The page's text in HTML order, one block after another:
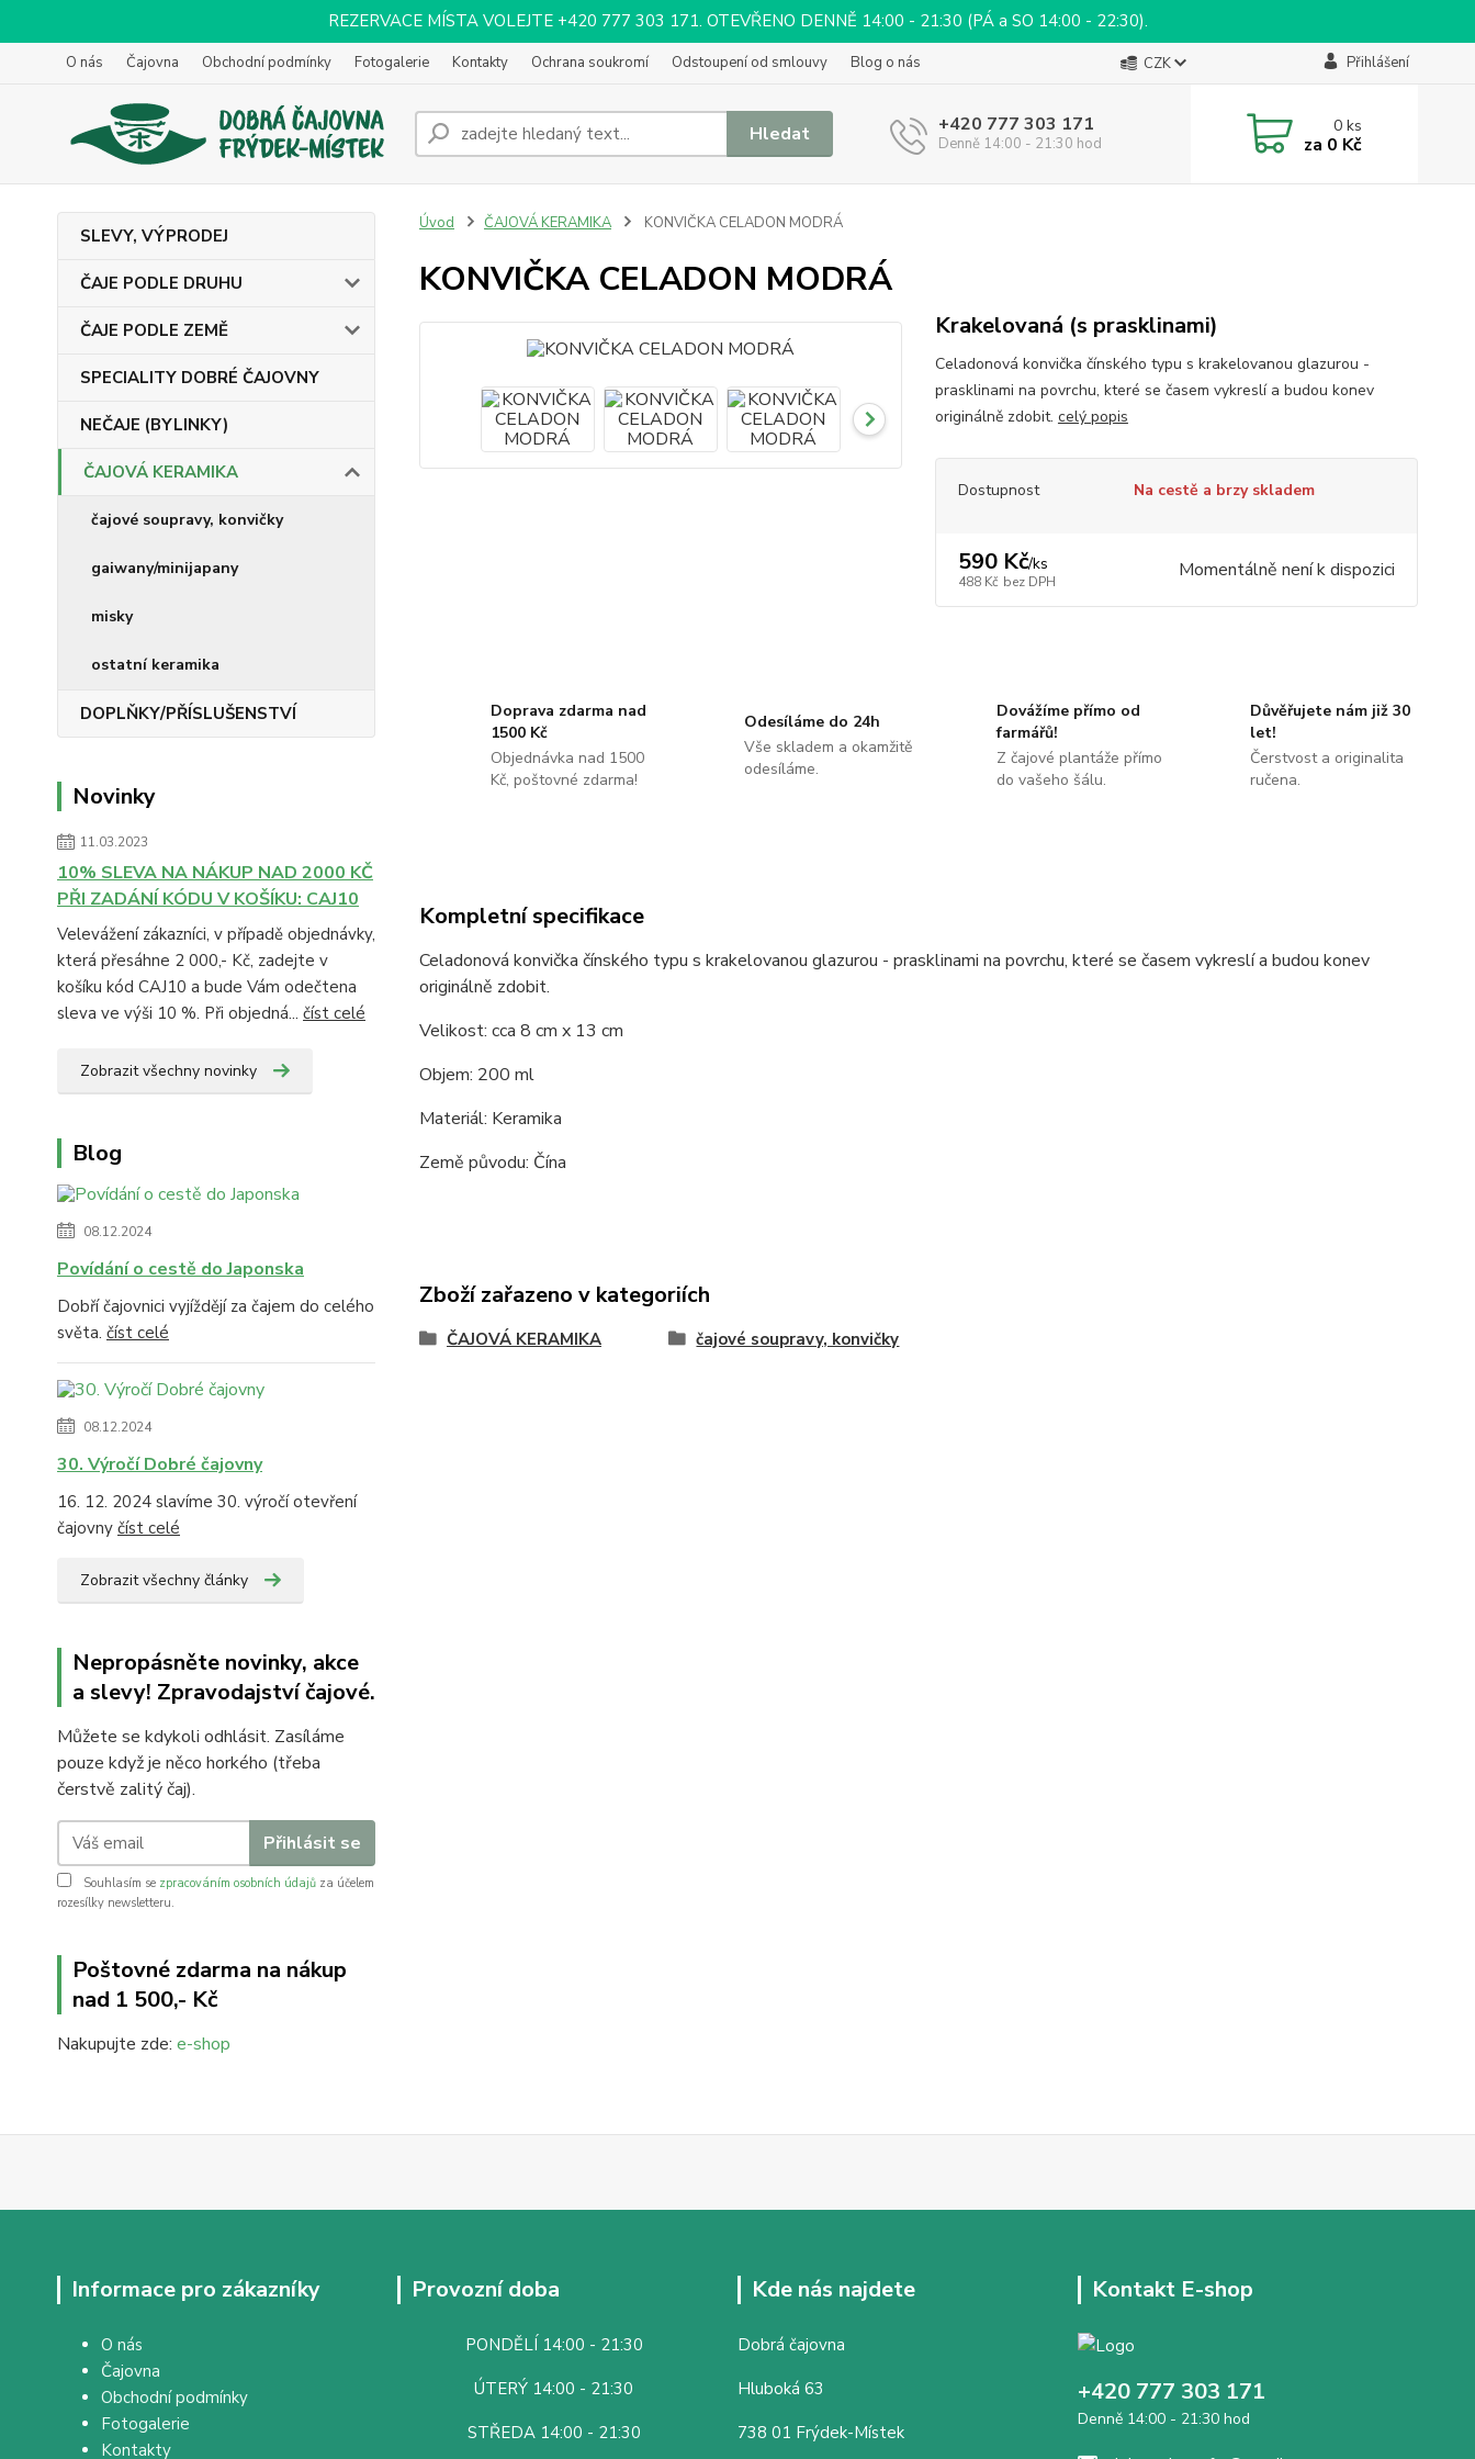
REZERVACE MÍSTA VOLEJTE +420 777 303 171. OTEVŘENO DENNĚ 14:00 - 21:30 (PÁ a SO 14:00 - 22:30).
O nás Čajovna Obchodní podmínky Fotogalerie Kontakty Ochrana soukromí Odstoupení od smlouvy Blog o nás CZK Přihlášení
Hledat +420 777 303 171
Denně 14:00 - 21:30 hod
0ks
za 0 Kč
SLEVY, VÝPRODEJ
ČAJE PODLE DRUHU
ČAJE PODLE ZEMĚ
SPECIALITY DOBRÉ ČAJOVNY
NEČAJE (BYLINKY)
ČAJOVÁ KERAMIKA
čajové soupravy, konvičky
gaiwany/minijapany
misky
ostatní keramika
DOPLŇKY/PŘÍSLUŠENSTVÍ
Novinky
11.03.2023
10% SLEVA NA NÁKUP NAD 2000 KČ
PŘI ZADÁNÍ KÓDU V KOŠÍKU: CAJ10
Velevážení zákazníci, v případě objednávky,
která přesáhne 2 000,- Kč, zadejte v
košíku kód CAJ10 a bude Vám odečtena
sleva ve výši 10 %. Při objedná... číst celé
Zobrazit všechny novinky
Blog
08.12.2024
Povídání o cestě do Japonska
Dobří čajovnici vyjíždějí za čajem do celého
světa. číst celé
08.12.2024
30. Výročí Dobré čajovny
16. 12. 2024 slavíme 30. výročí otevření
čajovny číst celé
Zobrazit všechny články
Nepropásněte novinky, akce
a slevy! Zpravodajství čajové.
Můžete se kdykoli odhlásit. Zasíláme
pouze když je něco horkého (třeba
čerstvě zalitý čaj).
Přihlásit se
Souhlasím se zpracováním osobních údajů za účelem
rozesílky newsletteru.
Poštovné zdarma na nákup
nad 1 500,- Kč
Nakupujte zde: e-shop
Úvod ČAJOVÁ KERAMIKA KONVIČKA CELADON MODRÁ
KONVIČKA CELADON MODRÁ
Krakelovaná (s prasklinami)
Celadonová konvička čínského typu s krakelovanou glazurou -
prasklinami na povrchu, které se časem vykreslí a budou konev
originálně zdobit. celý popis
Dostupnost Na cestě a brzy skladem
590 Kč/ks
488 Kč bez DPH Momentálně není k dispozici
Doprava zdarma nad
1500 Kč
Objednávka nad 1500
Kč, poštovné zdarma!
Odesíláme do 24h
Vše skladem a okamžitě
odesíláme.
Dovážíme přímo od
farmářů!
Z čajové plantáže přímo
do vašeho šálu.
Důvěřujete nám již 30
let!
Čerstvost a originalita
ručena.
Kompletní specifikace
Celadonová konvička čínského typu s krakelovanou glazurou - prasklinami na povrchu, které se časem vykreslí a budou konev
originálně zdobit.
Velikost: cca 8 cm x 13 cm
Objem: 200 ml
Materiál: Keramika
Země původu: Čína
Zboží zařazeno v kategoriích
ČAJOVÁ KERAMIKA čajové soupravy, konvičky
Informace pro zákazníky
O nás
Čajovna
Obchodní podmínky
Fotogalerie
Kontakty
Provozní doba
PONDĚLÍ 14:00 - 21:30
ÚTERÝ 14:00 - 21:30
STŘEDA 14:00 - 21:30
Kde nás najdete
Dobrá čajovna
Hluboká 63
738 01 Frýdek-Místek
Kontakt E-shop
+420 777 303 171
Denně 14:00 - 21:30 hod